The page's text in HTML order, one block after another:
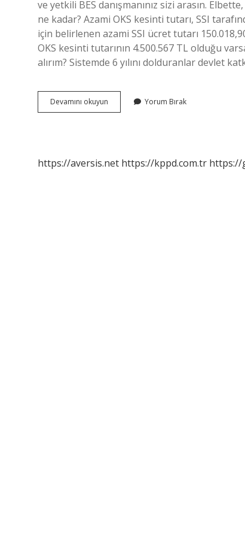
ve yetkili BES danışmanınız sizi arasın.
ne kadar? Azami OKS kesinti tutarı, SSI
için belirlenen azami SSI ücret tutarı
OKS kesinti tutarının 4.500.567 TL olduğu
alırım? Sistemde 6 yılını dolduranlar devlet
Devamını okuyun
Toplu
Yorum Bırak
https://aversis.net https://kppd.com.tr https://